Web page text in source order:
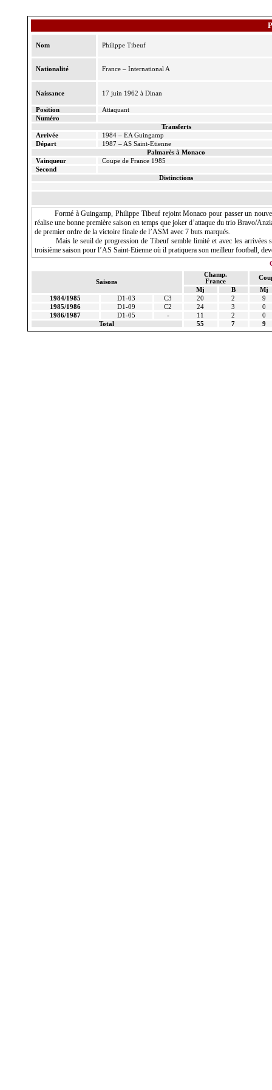
Nom Philippe Tibeuf
Nationalité France – International A
Naissance 17 juin 1962 à Dinan
Position
Attaquant
Numéro
Transferts
Arrivée
1984 – EA Guingamp
Départ
1987 – AS Saint-Etienne
Palmarès à Monaco
Vainqueur
Coupe de France 1985
Second
Distinctions
Formé à Guingamp, Philippe Tibeuf rejoint Monaco pour passer un
réalise une bonne première saison en temps que joker d’attaque du trio Bravo/
de premier ordre de la victoire finale de l’ASM avec 7 buts marqués.
Mais le seuil de progression de Tibeuf semble limité et avec les
troisième saison pour l’AS Saint-Etienne où il pratiquera son meilleur football,
Saisons
Champ.
France
Mj
B
Mj
1984/1985
D1-03 C3 20 2
9
1985/1986
D1-09 C2 24 3
0
1986/1987
D1-05 - 11 2
0
Total
55 7 9